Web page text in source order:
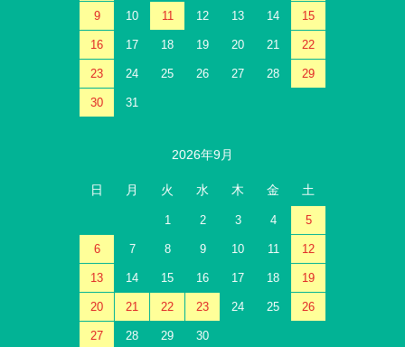
9 10 11 12 13 14 15
16 17 18 19 20 21 22
23 24 25 26 27 28 29
30 31
2026年9月
日 月 火 水 木 金 土
1 2 3 4 5
6 7 8 9 10 11 12
13 14 15 16 17 18 19
20 21 22 23 24 25 26
27 28 29 30